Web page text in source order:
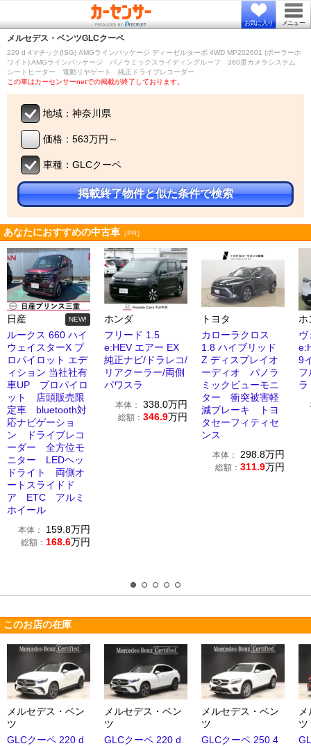
お気に入り メニュー
メルセデス・ベンツGLCクーペ
220 d 4マチック(ISG) AMGラインパッケージ ディーゼルターボ 4WD MP202601 (ポーラーホ
ワイト) AMGラインパッケージ パノラミックスライディングルーフ 360度カメラシステム
シートヒーター 電動リヤゲート 純正ドライブレコーダー
この車はカーセンサーnetでの掲載が終了しております。
地域：神奈川県
価格：563万円～
車種：GLCクーペ
掲載終了物件と似た条件で検索
あなたにおすすめの中古車 ［PR］
日産 NEW!
ルークス 660 ハイ
ウェイスターX プ
ロパイロット エデ
ィション 当社社有
車UP プロパイロ
ット 店頭販売限
定車 bluetooth対
応ナビゲーショ
ン ドライブレコ
ーダー 全方位モ
ニター LEDヘッ
ドライト 両側オ
ートスライドド
ア ETC アルミ
ホイール
本体： 159.8万円
総額： 168.6万円
ホンダ
フリード 1.5
e:HEV エアー EX
純正ナビ/ドラレコ/
リアクーラー/両側
パワスラ
本体： 338.0万円
総額： 346.9万円
トヨタ
カローラクロス
1.8 ハイブリッド
Z ディスプレイオ
ーディオ パノラ
ミックビューモニ
ター 衝突被害軽
減ブレーキ トヨ
タセーフィティセ
ンス
本体： 298.8万円
総額： 311.9万円
ホ
ヴ
9
このお店の在庫
メルセデス・ベン
ツ
GLCクーペ 220 d
メルセデス・ベン
ツ
GLCクーペ 220 d
メルセデス・ベン
ツ
GLCクーペ 250 4
ツ